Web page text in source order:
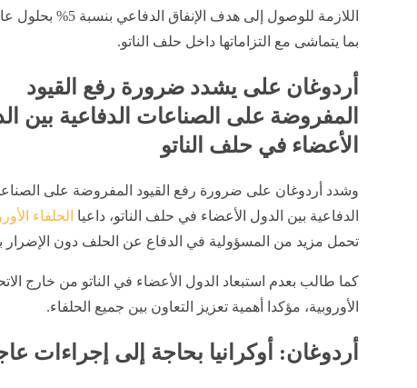
بما يتماشى مع التزاماتها داخل حلف الناتو.
أردوغان على يشدد ضرورة رفع القيود
المفروضة على الصناعات الدفاعية بين
الأعضاء في حلف الناتو
وشدد أردوغان على ضرورة رفع القيود المفروضة على
الدفاعية بين الدول الأعضاء في حلف الناتو، داعيا الحلفاء
تحمل مزيد من المسؤولية في الدفاع عن الحلف دون الإضرار
كما طالب بعدم استبعاد الدول الأعضاء في الناتو من خارج
الأوروبية، مؤكدا أهمية تعزيز التعاون بين جميع الحلفاء.
أردوغان: أوكرانيا بحاجة إلى إجراءات